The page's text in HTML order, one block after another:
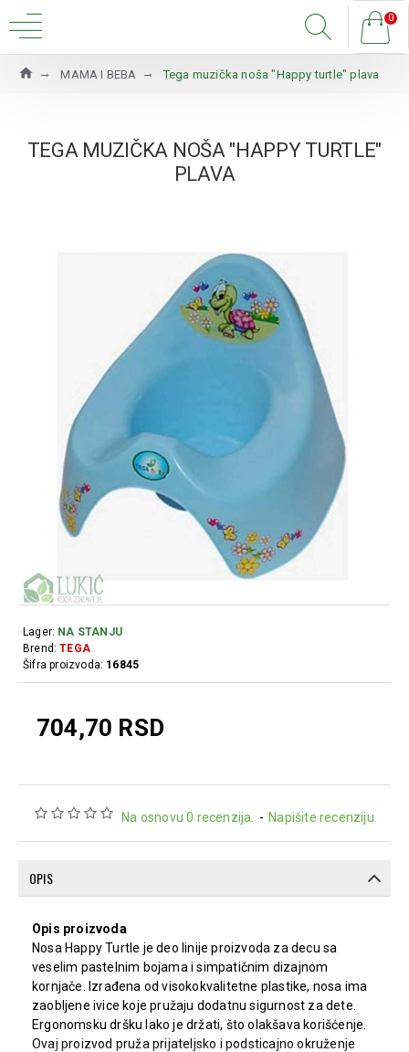
0
MAMA I BEBA Tega muzička noša "Happy turtle" plava
TEGA MUZIČKA NOŠA "HAPPY TURTLE"
PLAVA
Na osnovu 0 recenzija. - Napišite recenziju
704,70 RSD
Lager: NA STANJU
Brend: TEGA
Šifra proizvoda: 16845
OPIS
Opis proizvoda
Nosa Happy Turtle je deo linije proizvoda za decu sa
veselim pastelnim bojama i simpatičnim dizajnom
kornjače. Izrađena od visokokvalitetne plastike, nosa ima
zaobljene ivice koje pružaju dodatnu sigurnost za dete.
Ergonomsku dršku lako je držati, što olakšava korišćenje.
Ovaj proizvod pruža prijateljsko i podsticajno okruženje